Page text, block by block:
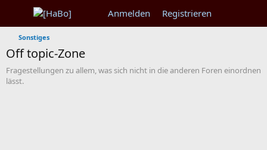
Anmelden Registrieren
Sonstiges
Off topic-Zone
Fragestellungen zu allem, was sich nicht in die anderen Foren einordnen
lässt.